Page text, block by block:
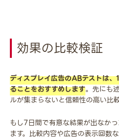
効果の比較検証
ディスプレイ広告のABテストは
ることをおすすめします。先にも
ルが集まらないと信頼性の高い比
もし7日間で有意な結果が出なか
ます。比較内容や広告の表示回数